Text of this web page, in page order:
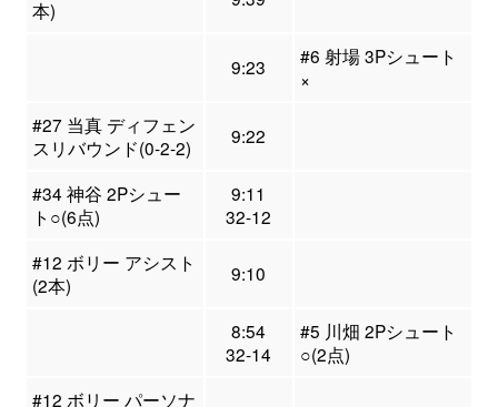
本)
9:23
#6 射場 3Pシュート
×
#27 当真 ディフェン
スリバウンド(0-2-2)
9:22
#34 神谷 2Pシュー
ト○(6点)
9:11
32-12
#12 ボリー アシスト
(2本)
9:10
8:54
32-14
#5 川畑 2Pシュート
○(2点)
#12 ボリー パーソナ